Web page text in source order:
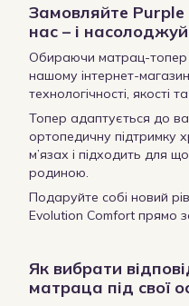
Замовляйте
нас – і
Обираючи матрац-топер
нашому інтернет-
технологічності, якості
Топер адаптується до
ортопедичну підтримку
м’язах і підходить для
родиною.
Подаруйте собі новий
Evolution Comfort прямо
Як вибрати
матраца під свої